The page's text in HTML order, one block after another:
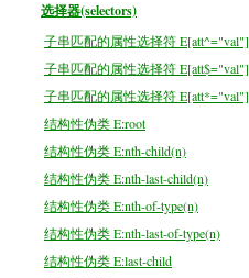
选择器(selectors)
子串匹配的属性选择符 E[att^="val"]
子串匹配的属性选择符 E[att$="val"]
子串匹配的属性选择符 E[att*="val"]
结构性伪类 E:root
结构性伪类 E:nth-child(n)
结构性伪类 E:nth-last-child(n)
结构性伪类 E:nth-of-type(n)
结构性伪类 E:nth-last-of-type(n)
结构性伪类 E:last-child